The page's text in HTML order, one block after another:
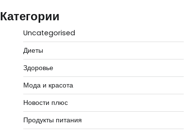
Категории
Uncategorised
Диеты
Здоровье
Мода и красота
Новости плюс
Продукты питания